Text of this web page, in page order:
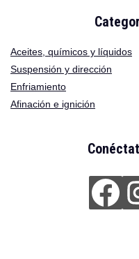
Aceites químicos y líquidos
Suspensión y dirección
Enfriamiento
Afinación e ignición